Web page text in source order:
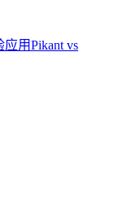
应用Pikant vs